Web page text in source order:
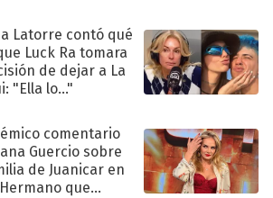
Latorre contó qué
Luck Ra tomara
de dejar a La
"Ella lo..."
comentario
Guercio sobre
de Juanicar en
que